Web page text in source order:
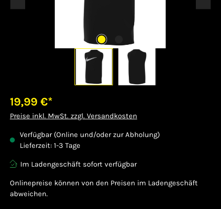
19,99 €*
Preise inkl. MwSt. zzgl. Versandkosten
Verfügbar (Online und/oder zur Abholung)
Lieferzeit: 1-3 Tage
Im Ladengeschäft sofort verfügbar
Onlinepreise können von den Preisen im Ladengeschäft
abweichen.